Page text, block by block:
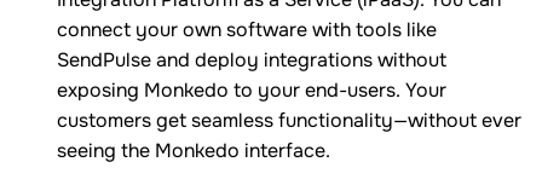
connect your own software with tools like
SendPulse and deploy integrations without
exposing Monkedo to your end-users. Your
customers get seamless functionality—without ever
seeing the Monkedo interface.